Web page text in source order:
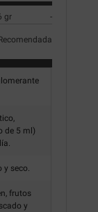
gr -
de 5 ml)
y seco.
frutos
y